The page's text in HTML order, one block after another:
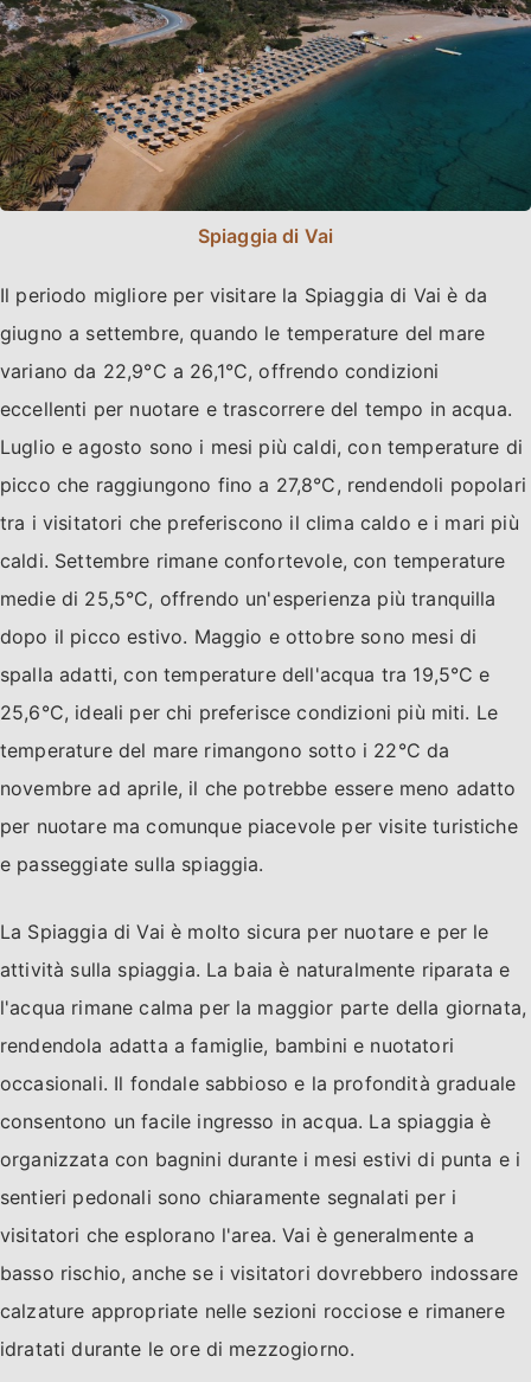
Spiaggia di Vai
Il periodo migliore per visitare la Spiaggia di Vai è da
giugno a settembre, quando le temperature del mare
variano da 22,9°C a 26,1°C, offrendo condizioni
eccellenti per nuotare e trascorrere del tempo in acqua.
Luglio e agosto sono i mesi più caldi, con temperature di
picco che raggiungono fino a 27,8°C, rendendoli popolari
tra i visitatori che preferiscono il clima caldo e i mari più
caldi. Settembre rimane confortevole, con temperature
medie di 25,5°C, offrendo un'esperienza più tranquilla
dopo il picco estivo. Maggio e ottobre sono mesi di
spalla adatti, con temperature dell'acqua tra 19,5°C e
25,6°C, ideali per chi preferisce condizioni più miti. Le
temperature del mare rimangono sotto i 22°C da
novembre ad aprile, il che potrebbe essere meno adatto
per nuotare ma comunque piacevole per visite turistiche
e passeggiate sulla spiaggia.
La Spiaggia di Vai è molto sicura per nuotare e per le
attività sulla spiaggia. La baia è naturalmente riparata e
l'acqua rimane calma per la maggior parte della giornata,
rendendola adatta a famiglie, bambini e nuotatori
occasionali. Il fondale sabbioso e la profondità graduale
consentono un facile ingresso in acqua. La spiaggia è
organizzata con bagnini durante i mesi estivi di punta e i
sentieri pedonali sono chiaramente segnalati per i
visitatori che esplorano l'area. Vai è generalmente a
basso rischio, anche se i visitatori dovrebbero indossare
calzature appropriate nelle sezioni rocciose e rimanere
idratati durante le ore di mezzogiorno.